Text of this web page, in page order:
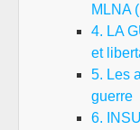
MLNA
4. LA
et
5. Les
guerre
6.